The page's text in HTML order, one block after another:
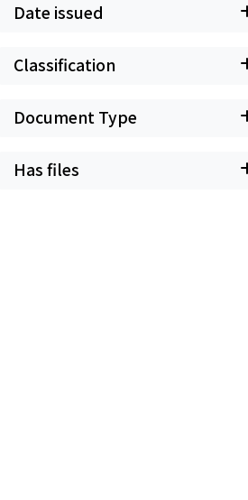
Date issued
Classification
Document Type
Has files